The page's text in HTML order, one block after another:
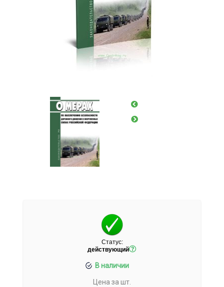
Статус:
действующий
В наличии
Цена за шт.